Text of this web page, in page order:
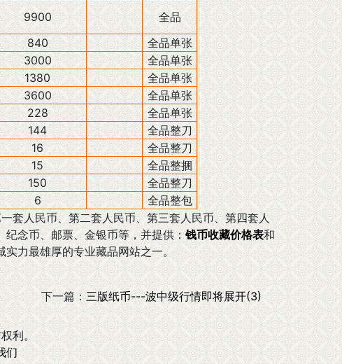
9900
全品
840
全品单张
3000
全品单张
1380
全品单张
3600
全品单张
228
全品单张
144
全品整刀
16
全品整刀
15
全品整捆
150
全品整刀
6
全品整包
人民币、第二套人民币、第三套人民币、第四套人
念币、邮票、金银币等，并提供：钱币收藏价格表和
力最雄厚的专业藏品网站之一。
下一篇： 三版纸币---波中级行情即将展开(3)
利。
们